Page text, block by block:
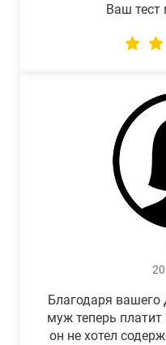
Ваш тест
Благодаря
муж теперь
он не хотел